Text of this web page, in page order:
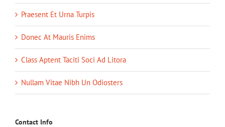
Praesent Et Urna Turpis
Donec At Mauris Enims
Class Aptent Taciti Soci Ad Litora
Nullam Vitae Nibh Un Odiosters
Contact Info